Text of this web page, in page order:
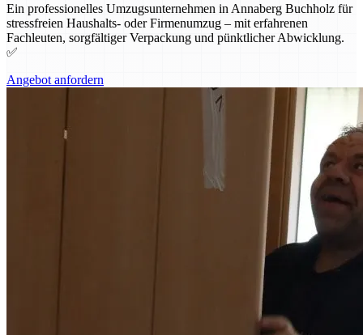
Ein professionelles Umzugsunternehmen in Annaberg Buchholz für
stressfreien Haushalts- oder Firmenumzug – mit erfahrenen
Fachleuten, sorgfältiger Verpackung und pünktlicher Abwicklung.
✅
Angebot anfordern